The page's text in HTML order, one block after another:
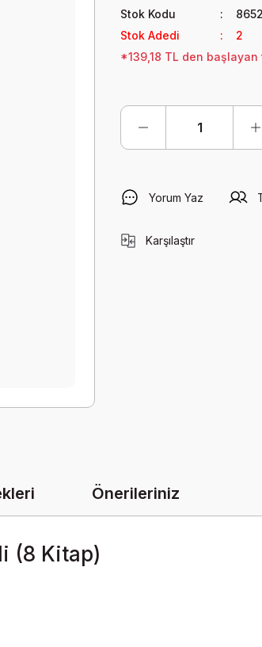
Stok Kodu
Stok Adedi
2
*139,18 TL den
Yorum Yaz
Karşılaştır
Önerileriniz
(8 Kitap)